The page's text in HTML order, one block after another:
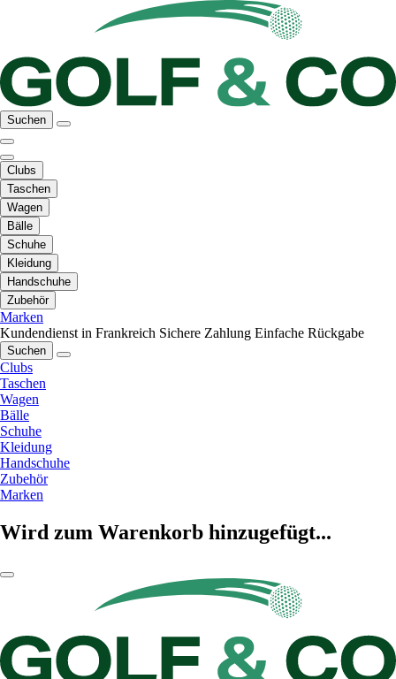
Suchen
Clubs
Taschen
Wagen
Bälle
Schuhe
Kleidung
Handschuhe
Zubehör
Marken
Kundendienst in Frankreich Sichere Zahlung Einfache Rückgabe
Suchen
Clubs
Taschen
Wagen
Bälle
Schuhe
Kleidung
Handschuhe
Zubehör
Marken
Wird zum Warenkorb hinzugefügt...